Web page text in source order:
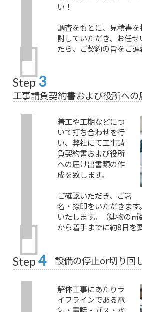
い！
調査をもとに、見積書
討していただき、お任
たら、ご契約の旨をご連
Step 3
工事請負契約書および役所への
着工や工期などにつ
いて打ち合わせを行
い、弊社にて工事請
負契約書および役所
への届け出書類の作
成を致します。
ご確認いただき、ご署
名・捺印をいただきま
いたします。（建物の
から着手までに約8日を
Step 4 設備の停止or切り回
解体工事にあたりラ
イフラインである電